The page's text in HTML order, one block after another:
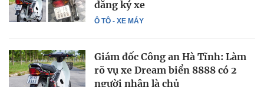
Ô TÔ - XE MÁY
đăng ký xe
Giám đốc Công an Hà Tĩnh: Làm
rõ vụ xe Dream biển 8888 có 2
người nhận là chủ